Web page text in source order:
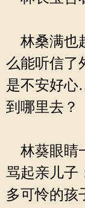
林桑满也
么能听信了
是不安好
到哪里去？
林葵眼睛
骂起亲儿子
多可怜的孩